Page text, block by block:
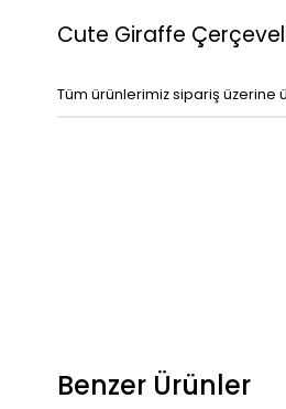
Cute Giraffe
Tüm ürünlerimiz sipariş üzerine
Benzer Ürünler